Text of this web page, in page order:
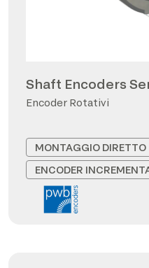
Shaft Encoders
Encoder Rotativi
MONTAGGIO DIRETTO
ENCODER